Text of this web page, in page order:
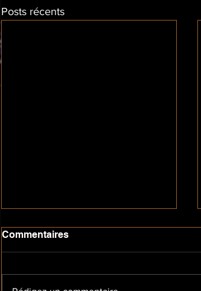
Posts récents
Commentaires